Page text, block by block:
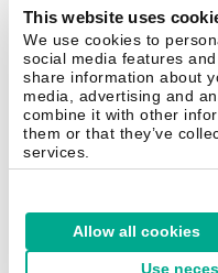
This website uses
We use cookies to
social media features
share information about
media, advertising and
combine it with other
them or that they’ve
services.
Allow all cookies
Use
Politique anticorruption
Contrat de licence entreprises
Nous contacter À propos
Securelist Eugene Personal Blog
France & Suisse